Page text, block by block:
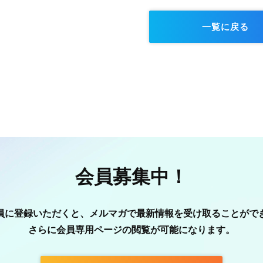
一覧に戻る
会員募集中！
に登録いただくと、メルマガで最新情報を受け取ることがで
さらに会員専用ページの閲覧が可能になります。